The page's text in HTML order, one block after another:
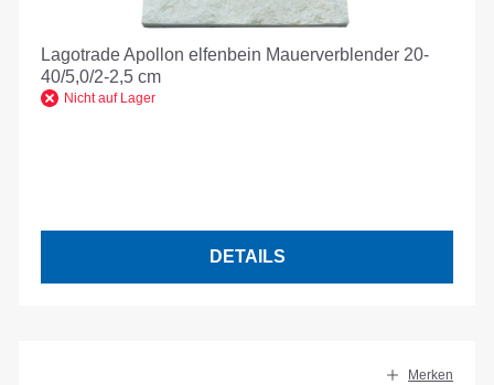
Lagotrade Apollon elfenbein Mauerverblender 20-
40/5,0/2-2,5 cm
Nicht auf Lager
DETAILS
Merken